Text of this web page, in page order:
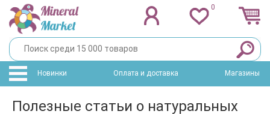
0
Новинки Оплата и доставка Магазины
Полезные статьи о натуральных